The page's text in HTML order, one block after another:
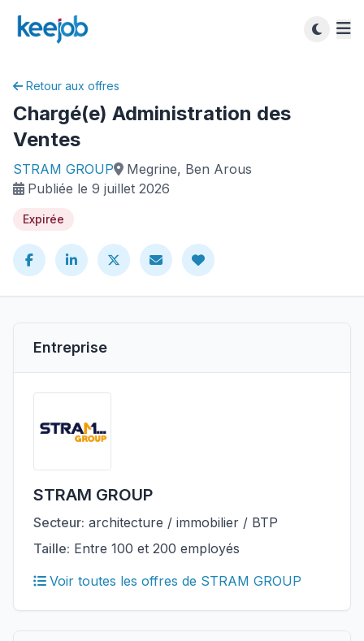
Retour aux offres
Chargé(e) Administration des
Ventes
STRAM GROUP
Megrine, Ben Arous
Publiée le 9 juillet 2026
Expirée
Entreprise
STRAM GROUP
Secteur: architecture / immobilier / BTP
Taille: Entre 100 et 200 employés
Voir toutes les offres de STRAM GROUP